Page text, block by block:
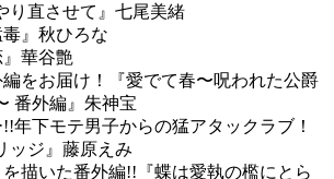
り直させて』七尾美緒
毒』秋ひろな
』華谷艶
をお届け！『愛でて春〜呪われた公爵
番外編』朱神宝
年下モテ男子からの猛アタックラブ！
ッジ』藤原えみ
描いた番外編!!『蝶は愛執の檻にとら